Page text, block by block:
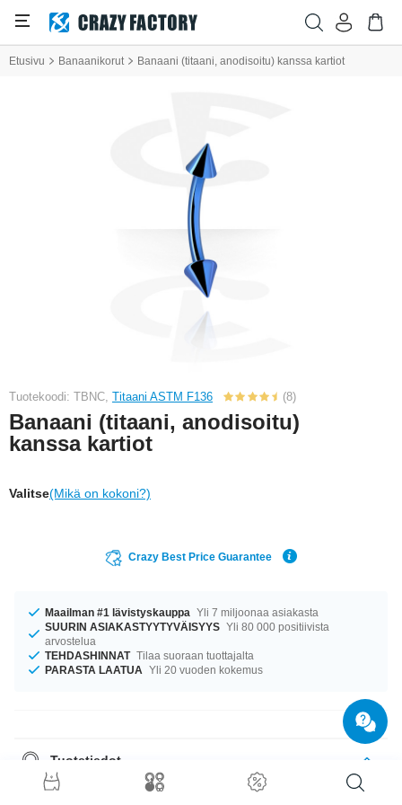
Etusivu Banaanikorut Banaani (titaani, anodisoitu) kanssa kartiot
Tuotekoodi: TBNC, Titaani ASTM F136 (8)
Banaani (titaani, anodisoitu)
kanssa kartiot
Valitse(Mikä on kokoni?)
Crazy Best Price Guarantee
Maailman #1 lävistyskauppa Yli 7 miljoonaa asiakasta
SUURIN ASIAKASTYYTYVÄISYYS Yli 80 000 positiivista
arvostelua
TEHDASHINNAT Tilaa suoraan tuottajalta
PARASTA LAATUA Yli 20 vuoden kokemus
Tuotetiedot
Oli kokosi mikä tahansa, meiltä löytyy. Saatavana ko’oissa 1.2 mm ja 1.6